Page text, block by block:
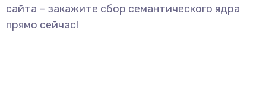
сайта – закажите сбор семантического ядра
прямо сейчас!